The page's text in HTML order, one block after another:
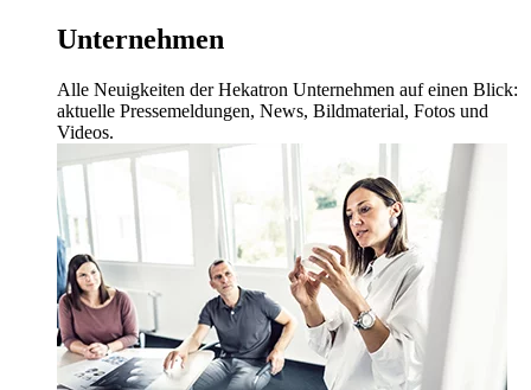
Unternehmen
Alle Neuigkeiten der Hekatron Unternehmen auf einen Blick:
aktuelle Pressemeldungen, News, Bildmaterial, Fotos und
Videos.